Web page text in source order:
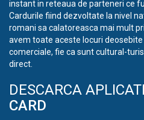
instant in reteaua de parteneri ce
Cardurile fiind dezvoltate la nivel
romani sa calatoreasca mai mult
avem toate aceste locuri
comerciale, fie ca sunt cultural-
direct.
DESCARCA
CARD